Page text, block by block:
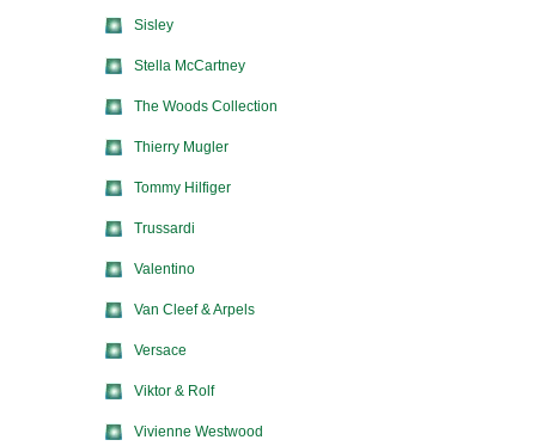
Sisley
Stella McCartney
The Woods Collection
Thierry Mugler
Tommy Hilfiger
Trussardi
Valentino
Van Cleef & Arpels
Versace
Viktor & Rolf
Vivienne Westwood